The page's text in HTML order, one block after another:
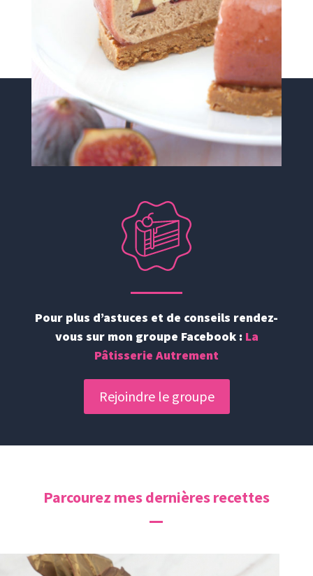
Pour plus d’astuces et de conseils rendez-
vous sur mon groupe Facebook : La
Pâtisserie Autrement
Rejoindre le groupe
Parcourez mes dernières recettes